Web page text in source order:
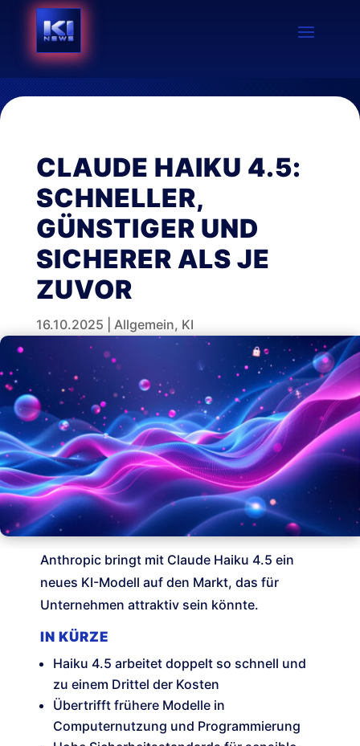
CLAUDE HAIKU 4.5:
SCHNELLER,
GÜNSTIGER UND
SICHERER ALS JE
ZUVOR
16.10.2025 Allgemein, KI
Anthropic bringt mit Claude Haiku 4.5 ein
neues KI-Modell auf den Markt, das für
Unternehmen attraktiv sein könnte.
IN KÜRZE
Haiku 4.5 arbeitet doppelt so schnell und
zu einem Drittel der Kosten
Übertrifft frühere Modelle in
Computernutzung und Programmierung